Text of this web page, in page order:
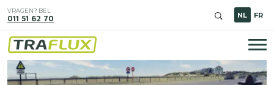
en
naar
de
inhoud
gaan
VRAGEN? BEL
011 51 62 70 NL FR
Image